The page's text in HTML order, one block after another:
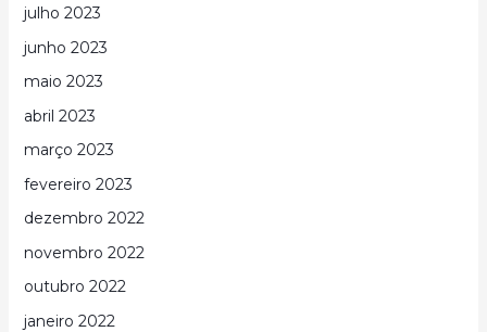
julho 2023
junho 2023
maio 2023
abril 2023
março 2023
fevereiro 2023
dezembro 2022
novembro 2022
outubro 2022
janeiro 2022